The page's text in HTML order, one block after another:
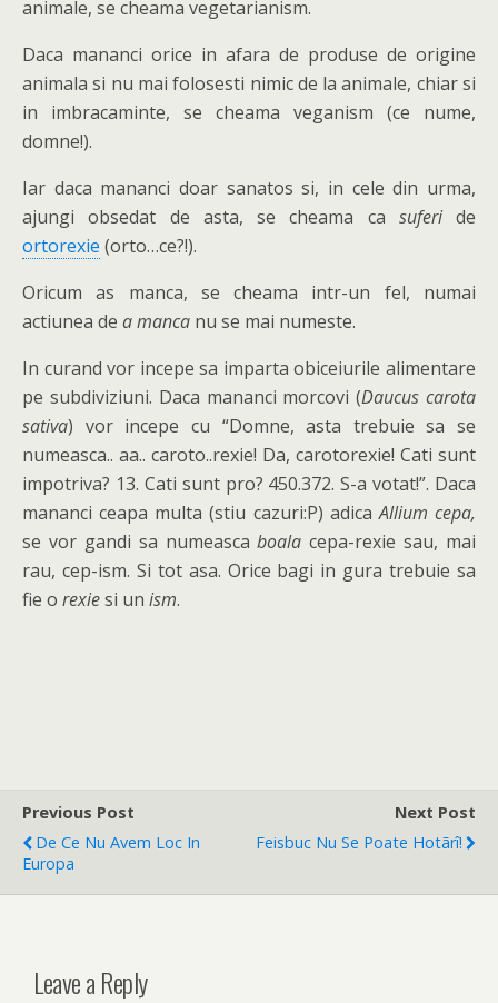
animale, se cheama vegetarianism.
Daca mananci orice in afara de produse de origine
animala si nu mai folosesti nimic de la animale, chiar si
in imbracaminte, se cheama veganism (ce nume,
domne!).
Iar daca mananci doar sanatos si, in cele din urma,
ajungi obsedat de asta, se cheama ca suferi de
ortorexie (orto…ce?!).
Oricum as manca, se cheama intr-un fel, numai
actiunea de a manca nu se mai numeste.
In curand vor incepe sa imparta obiceiurile alimentare
pe subdiviziuni. Daca mananci morcovi (Daucus carota
sativa) vor incepe cu “Domne, asta trebuie sa se
numeasca.. aa.. caroto..rexie! Da, carotorexie! Cati sunt
impotriva? 13. Cati sunt pro? 450.372. S-a votat!”. Daca
mananci ceapa multa (stiu cazuri:P) adicaAllium cepa,
se vor gandi sa numeascaboala cepa-rexie sau, mai
rau, cep-ism. Si tot asa. Orice bagi in gura trebuie sa
fie o rexiesi un ism.
Previous Post
De Ce Nu Avem Loc In
Europa
Next Post
Feisbuc Nu Se Poate Hotãrî!
Leave a Reply